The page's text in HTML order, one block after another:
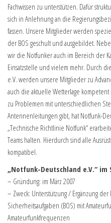
Fachwissen zu unterstützen. Dafür
sich in Anlehnung an die
fassen. Unsere Mitglieder werden
der BOS geschult und ausgebildet.
wir die Notfunker auch im Bereich der
Einsatzstelle und vielem mehr. Durch
e.V. werden unsere Mitglieder zu
auch die aktuelle Wetterlage
zu Problemen mit unterschiedlichen
Antennenleitungen gibt, hat Notfunk-
„Technische Richtlinie Notfunk“
Teams halten. Hierdurch sind alle
kompatibel.
„Notfunk-Deutschland e.V.“ im
– Gründung: im März 2007
– Zweck: Unterstützung / Ergänzung
Sicherheitsaufgaben (BOS) mit
Amateurfunkfrequenzen